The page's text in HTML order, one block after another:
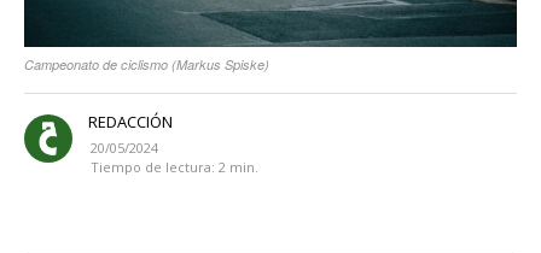
Campeonato de ciclismo (Markus Spiske)
REDACCIÓN
20/05/2024
Tiempo de lectura: 2 min.